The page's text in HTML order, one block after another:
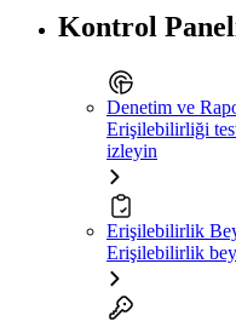
Kontrol
Denetim ve
Erişilebilirliği
izleyin
Erişilebilirlik
Erişilebilirlik